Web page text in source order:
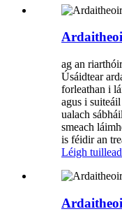
ag an
Úsáidtear
forleathan i
agus i
ualach
smeach
is féidir an
Léigh